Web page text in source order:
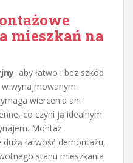
mieszkań na
, aby łatwo i bez szkód
w wynajmowanym
wiercenia ani
co czyni ją idealnym
Montaż
łatwość demontażu,
stanu mieszkania